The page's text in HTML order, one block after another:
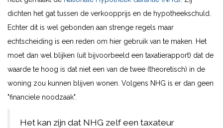
dichten het gat tussen de verkoopprijs en de hypotheekschuld.
Echter dit is wel gebonden aan strenge regels maar
echtscheiding is een reden om hier gebruik van te maken. Het
moet dan wel blijken (uit bijvoorbeeld een taxatierapport) dat de
waarde te hoog is dat niet een van de twee (theoretisch) in de
woning zou kunnen blijven wonen. Volgens NHG is er dan geen
"financiele noodzaak".
Het kan zijn dat NHG zelf een taxateur